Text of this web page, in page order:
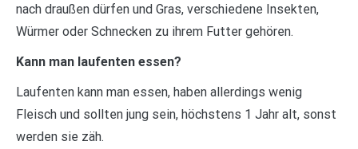
nach draußen dürfen und Gras, verschiedene Insekten,
Würmer oder Schnecken zu ihrem Futter gehören.
Kann man laufenten essen?
Laufenten kann man essen, haben allerdings wenig
Fleisch und sollten jung sein, höchstens 1 Jahr alt, sonst
werden sie zäh.